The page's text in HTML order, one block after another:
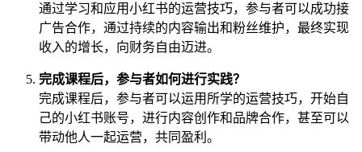
通过学习和应用小红书的运营技巧，参与者可以成功接
广告合作，通过持续的内容输出和粉丝维护，最终实现
收入的增长，向财务自由迈进。
完成课程后，参与者如何进行实践？
完成课程后，参与者可以运用所学的运营技巧，开始自
己的小红书账号，进行内容创作和品牌合作，甚至可以
带动他人一起运营，共同盈利。